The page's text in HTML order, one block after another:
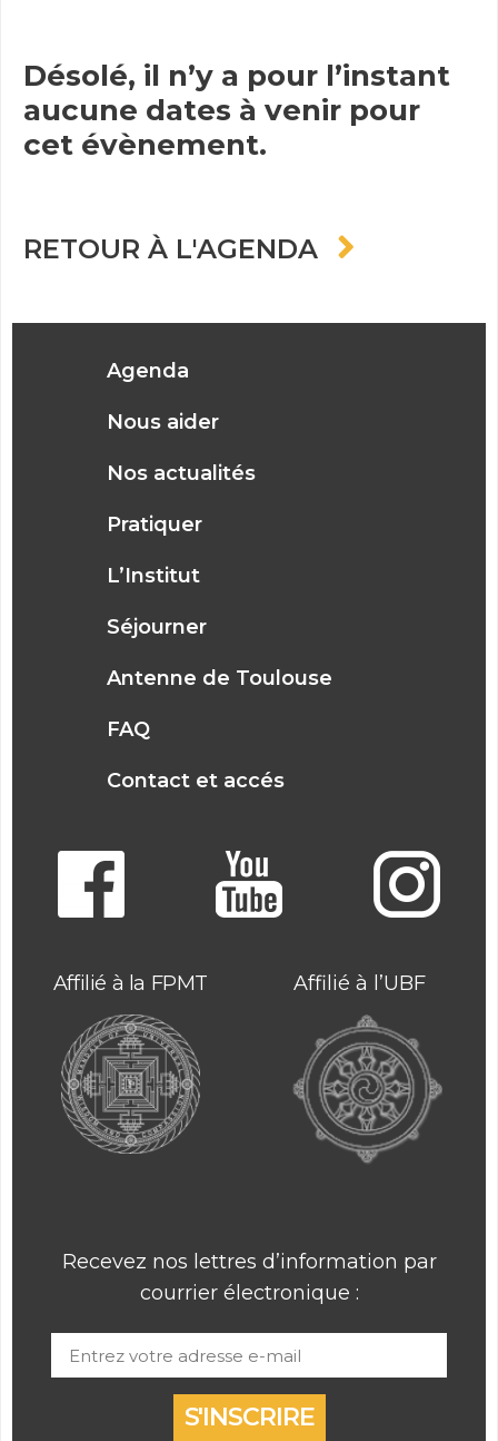
Désolé, il n’y a pour l’instant
aucune dates à venir pour
cet évènement.
RETOUR À L'AGENDA
Agenda
Nous aider
Nos actualités
Pratiquer
L’Institut
Séjourner
Antenne de Toulouse
FAQ
Contact et accés
Affilié à la FPMT Affilié à l’UBF
Recevez nos lettres d’information par
courrier électronique :
S'INSCRIRE